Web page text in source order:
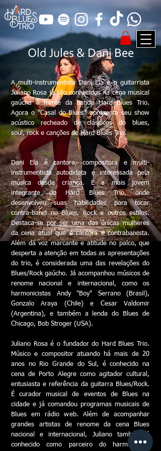
Old Jules & Dani Bee
A multi-instrumentista Dani Ela e o guitarrista
Juliano Rosa já são conhecidos na cena musical
gaúcha à frente da banda Hard Blues Trio.
Agora o "Casal do Blues" apresenta seu show
acústico recheado de clássicos do blues,
soul, rock e canções do Hard Blues Trio.
Dani Ela é cantora, compositora e multi-
instrumentista autodidata e interessada pela
música desde criança. É a mais jovem
integrante do Hard Blues Trio, onde
desenvolveu suas habilidades para tocar
contra-baixo no Blues, Rock e outros estilos.
Destaca-se por ser uma das únicas mulheres
da cena atual que é cantora e contrabaixista.
Além da voz marcante e atitude no palco, que
desperta a atenção em todas as apresentações
do trio, é considerada uma das revelações do
Blues/Rock gaúcho. Já acompanhou músicos de
renome nacional e internacional, como os
harmonicistas Andy "Boy" Serrano (Brasil),
Gonzalo Araya (Chile) e Cesar Valdomir
(Argentina), e também a lenda do Blues de
Chicago, Bob Stroger (USA).
Juliano Rosa é o fundador do Hard Blues Trio.
Músico e compositor atuando há mais de 20
anos no Rio Grande do Sul, é conhecido na
cena de Porto Alegre como agitador cultural,
entusiasta e referência da guitarra Blues/Rock.
É curador musical de eventos de Blues na
cidade e já comandou programas musicais de
Blues em rádio web. Além de acompanhar
grandes artistas de renome da cena Blues
nacional e internacional, Juliano também é
conhecido como parceiro do harmonicista